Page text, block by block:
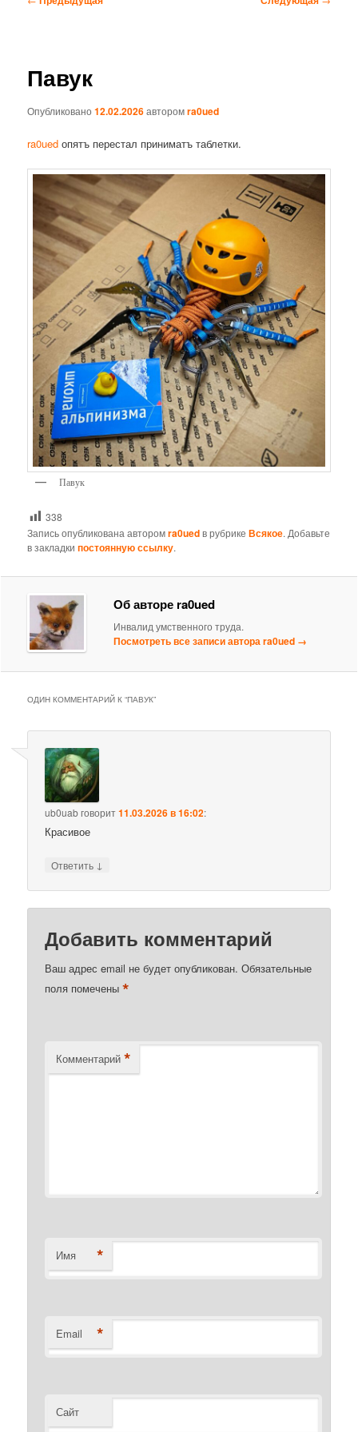
Павук
Опубликовано12.02.2026авторомra0ued
ra0uedопятъ перестал приниматъ таблетки.
Павук
338
Запись опубликована авторомra0uedв рубрикеВсякое. Добавьте
в закладкипостоянную ссылку.
Об авторе ra0ued
Инвалид умственного труда.
Посмотреть все записи автора ra0ued →
ОДИН КОММЕНТАРИЙ К “ПАВУК”
ub0uabговорит11.03.2026 в 16:02:
Красивое
Ответить ↓
Добавить комментарий
Ваш адрес email не будет опубликован. Обязательные
поля помечены*
Комментарий *
Имя *
Email *
Сайт